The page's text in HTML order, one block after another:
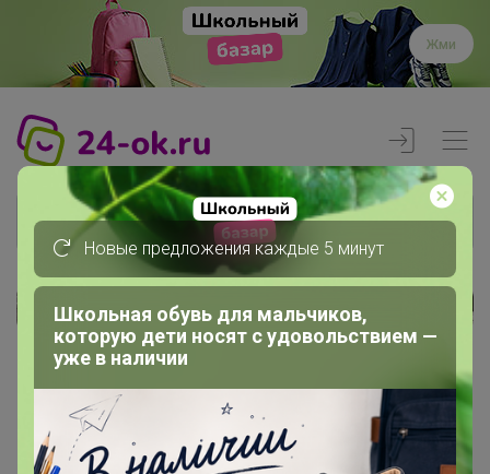
Жми
Главная
Члены клуба
Крыло
Новые предложения каждые 5 минут
Школьная обувь для мальчиков,
которую дети носят с удовольствием —
уже в наличии